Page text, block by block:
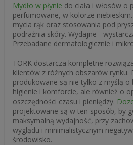
Mydło w płynie do ciała i włosów o
perfumowane, w kolorze
mycia rąk oraz stosowania pod
podrażnia skóry. Wydajne -
Przebadane dermatologicznie i
TORK dostarcza kompletne
klientów z różnych obszarów rynku.
produkowane są nie tylko z myślą o
higienie i komforcie, ale również o
oszczędności czasu i pieniędzy.
projektowane są w ten sposób, by
maksymalną wydajność, przy
wyglądu i minimalistycznym
środowisko.